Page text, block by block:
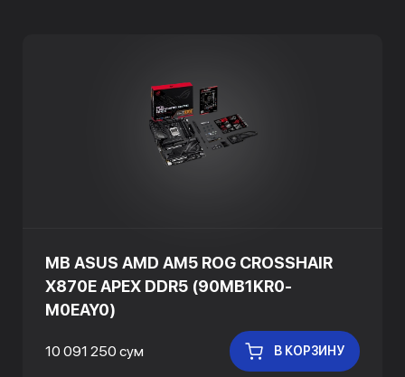
MB ASUS AMD AM5 ROG CROSSHAIR
X870E APEX DDR5 (90MB1KR0-
M0EAY0)
10 091 250 сум В КОРЗИНУ